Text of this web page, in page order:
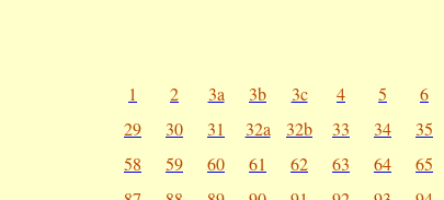
1 2 3a 3b 3c 4 5 6
29
30 31 32a 32b 33 34 35
58
59 60 61 62 63 64 65